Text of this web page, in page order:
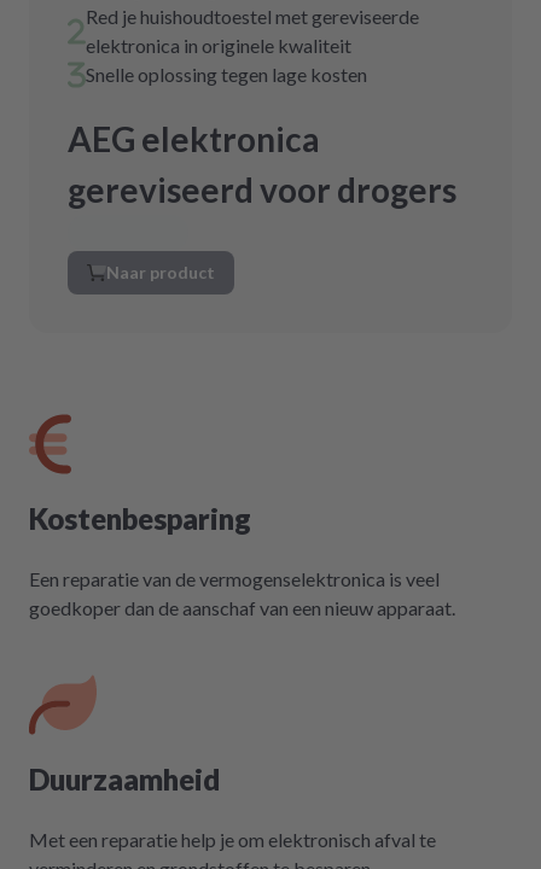
Red je huishoudtoestel met gereviseerde
elektronica in originele kwaliteit
Snelle oplossing tegen lage kosten
AEG elektronica
gereviseerd voor drogers
Naar product
Kostenbesparing
Een reparatie van de vermogenselektronica is veel
goedkoper dan de aanschaf van een nieuw apparaat.
Duurzaamheid
Met een reparatie help je om elektronisch afval te